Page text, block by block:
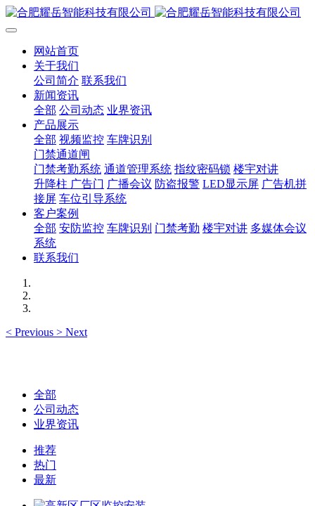
网站首页
关于我们
公司简介 联系我们
新闻资讯
全部 公司动态 业界资讯
产品展示
全部 视频监控 车牌识别
门禁通道闸
门禁考勤系统 通道管理系统 指纹密码锁 楼宇对讲
升降柱 广告门 广播会议 防盗报警 LED显示屏 广告机拼
接屏 车位引导系统
客户案例
全部 安防监控 车牌识别 门禁考勤 楼宇对讲 多媒体会议
系统
联系我们
< Previous > Next
全部
公司动态
业界资讯
推荐
热门
最新